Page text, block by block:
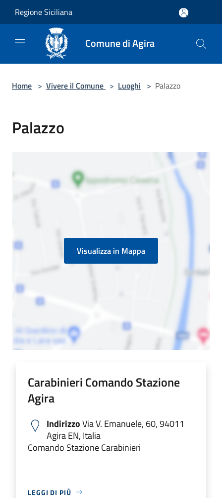
Regione Siciliana
Comune di Agira
Home > Vivere il Comune > Luoghi > Palazzo
Palazzo
Visualizza in Mappa
Carabinieri Comando Stazione
Agira
IndirizzoVia V. Emanuele, 60, 94011
Agira EN, Italia
Comando Stazione Carabinieri
LEGGI DI PIÙ